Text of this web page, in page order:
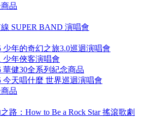
品
SUPER BAND 演唱會
少年的奇幻之旅3.0巡迴演唱會
少年俠客演唱會
華健30全系列紀念商品
今天唱什麼 世界巡迴演唱會
品
路：How to Be a Rock Star 搖滾歌劇